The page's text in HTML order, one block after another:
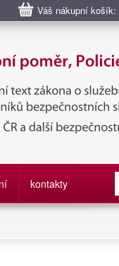
Váš nákupní
ČR, Vězeňská
kontakty